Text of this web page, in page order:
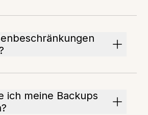
ich meine Backups